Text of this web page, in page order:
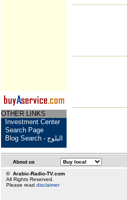
OTHER LINKS
Investment Center
Search Page
Blog Search - البلوج
About us
© Arabic-Radio-TV.com
All Rights Reserved.
Please read disclaimer